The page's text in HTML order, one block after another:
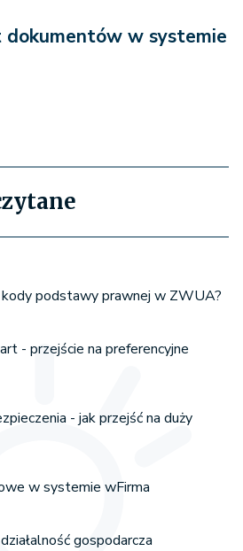
w systemie
kody podstawy prawnej w ZWUA?
- przejście na preferencyjne
- jak przejść na duży
w systemie wFirma
gospodarcza